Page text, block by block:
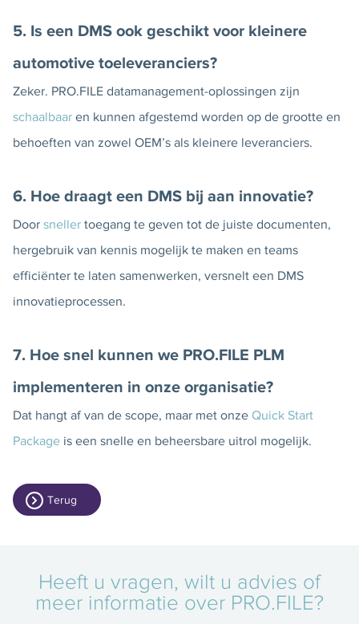
5. Is een DMS ook geschikt voor kleinere
automotive toeleveranciers?
Zeker. PRO.FILE datamanagement-oplossingen zijn
schaalbaar en kunnen afgestemd worden op de grootte en
behoeften van zowel OEM’s als kleinere leveranciers.
6. Hoe draagt een DMS bij aan innovatie?
Door sneller toegang te geven tot de juiste documenten,
hergebruik van kennis mogelijk te maken en teams
efficiënter te laten samenwerken, versnelt een DMS
innovatieprocessen.
7. Hoe snel kunnen we PRO.FILE PLM
implementeren in onze organisatie?
Dat hangt af van de scope, maar met onze Quick Start
Package is een snelle en beheersbare uitrol mogelijk.
Terug
Heeft u vragen, wilt u advies of
meer informatie over PRO.FILE?